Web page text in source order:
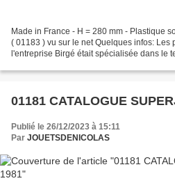
Made in France - H = 280 mm - Plastique
( 01183 ) vu sur le net Quelques infos: Les
l'entreprise Birgé était spécialisée dans le
01181 CATALOGUE
Publié le 26/12/2023 à 15:11
Par JOUETSDENICOLAS